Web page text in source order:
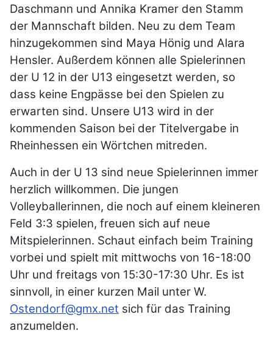
Daschmann und Annika Kramer den Stamm
der Mannschaft bilden. Neu zu dem Team
hinzugekommen sind Maya Hönig und Alara
Hensler. Außerdem können alle Spielerinnen
der U 12 in der U13 eingesetzt werden, so
dass keine Engpässe bei den Spielen zu
erwarten sind. Unsere U13 wird in der
kommenden Saison bei der Titelvergabe in
Rheinhessen ein Wörtchen mitreden.
Auch in der U 13 sind neue Spielerinnen immer
herzlich willkommen. Die jungen
Volleyballerinnen, die noch auf einem kleineren
Feld 3:3 spielen, freuen sich auf neue
Mitspielerinnen. Schaut einfach beim Training
vorbei und spielt mit mittwochs von 16-18:00
Uhr und freitags von 15:30-17:30 Uhr. Es ist
sinnvoll, in einer kurzen Mail unter W.
Ostendorf@gmx.net sich für das Training
anzumelden.